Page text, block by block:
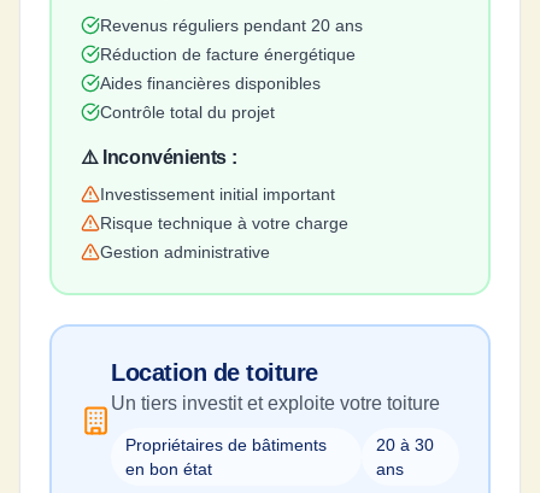
Revenus réguliers pendant 20 ans
Réduction de facture énergétique
Aides financières disponibles
Contrôle total du projet
⚠️ Inconvénients :
Investissement initial important
Risque technique à votre charge
Gestion administrative
Location de toiture
Un tiers investit et exploite votre toiture
Propriétaires de bâtiments
en bon état
20 à 30
ans